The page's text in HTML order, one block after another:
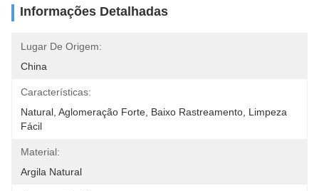
Informações Detalhadas
Lugar De Origem:
China
Características:
Natural, Aglomeração Forte, Baixo Rastreamento, Limpeza
Fácil
Material:
Argila Natural